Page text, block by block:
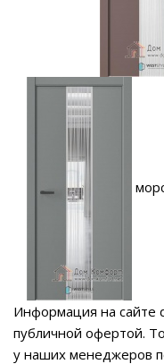
Информация на сайте
публичной офертой.
у наших менеджеров